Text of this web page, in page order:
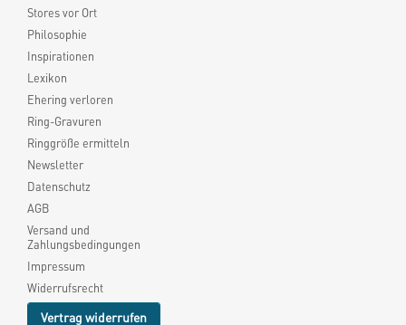
Stores vor Ort
Philosophie
Inspirationen
Lexikon
Ehering verloren
Ring-Gravuren
Ringgröße ermitteln
Newsletter
Datenschutz
AGB
Versand und
Zahlungsbedingungen
Impressum
Widerrufsrecht
Vertrag widerrufen